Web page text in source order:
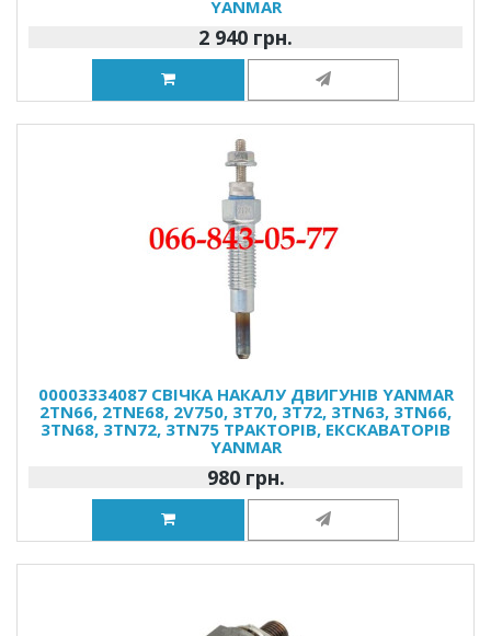
YANMAR
2 940 грн.
00003334087 СВІЧКА НАКАЛУ ДВИГУНІВ YANMAR
2TN66, 2TNE68, 2V750, 3T70, 3T72, 3TN63, 3TN66,
3TN68, 3TN72, 3TN75 ТРАКТОРІВ, ЕКСКАВАТОРІВ
YANMAR
980 грн.